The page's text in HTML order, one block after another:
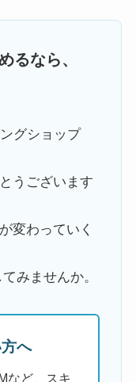
るなら、
グショップ
うございます
変わっていく
みませんか。
へ
など、スキ